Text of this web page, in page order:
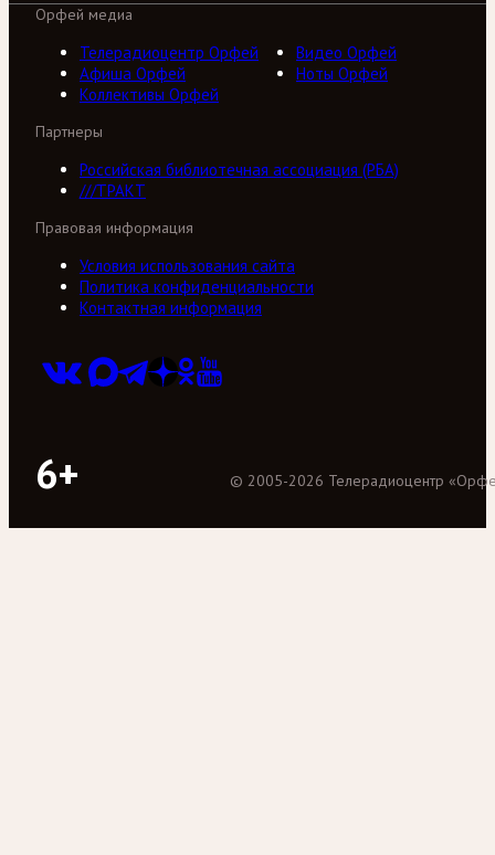
Орфей медиа
Телерадиоцентр Орфей
Видео Орфей
Афиша Орфей
Ноты Орфей
Коллективы Орфей
Партнеры
Российская библиотечная ассоциация (РБА)
///ТРАКТ
Правовая информация
Условия использования сайта
Политика конфиденциальности
Контактная информация
6+ © 2005-2026 Телерадиоцентр